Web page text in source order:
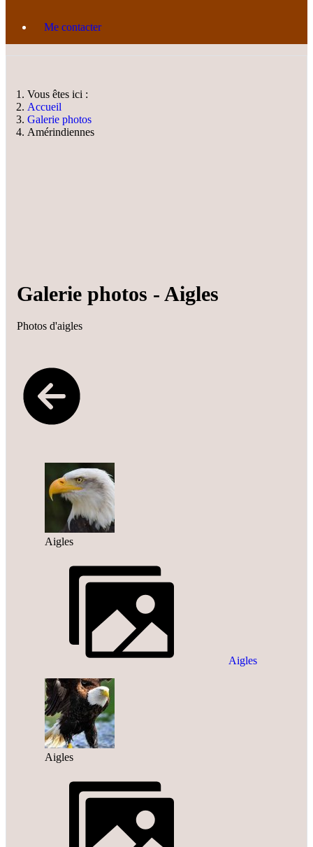
Me contacter
Vous êtes ici :
Accueil
Galerie photos
Amérindiennes
Galerie photos - Aigles
Photos d'aigles
Aigles
Aigles
Aigles